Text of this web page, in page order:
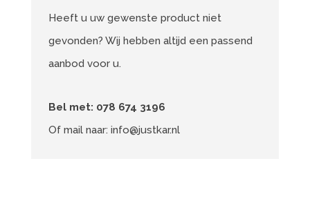
Heeft u uw gewenste product niet
gevonden? Wij hebben altijd een passend
aanbod voor u.
Bel met: 078 674 3196
Of mail naar: info@justkar.nl